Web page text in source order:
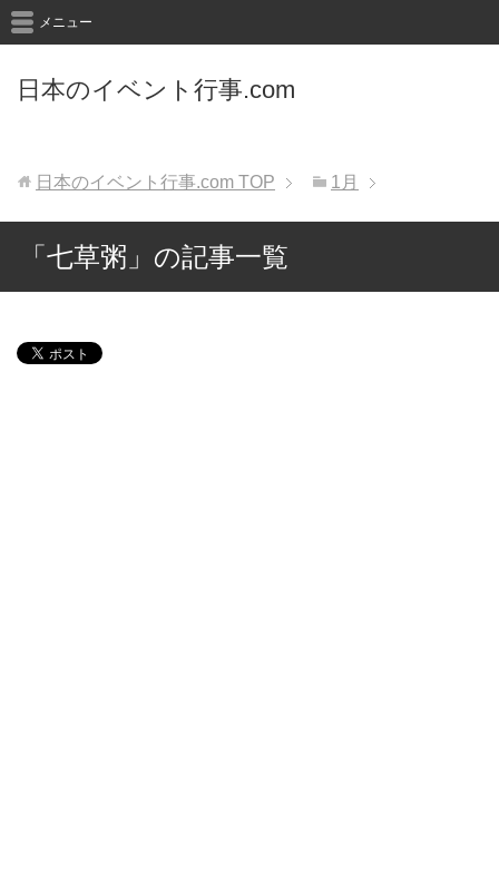
日本のイベント行事.com
メニュー
日本のイベント行事.com TOP 1月
「七草粥」の記事一覧